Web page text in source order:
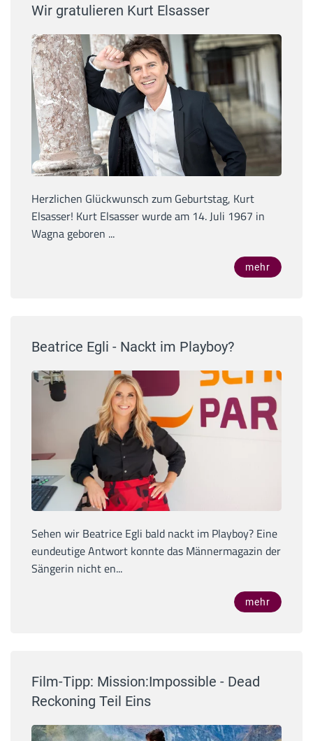
Wir gratulieren Kurt Elsasser
Herzlichen Glückwunsch zum Geburtstag, Kurt
Elsasser! Kurt Elsasser wurde am 14. Juli 1967 in
Wagna geboren ...
mehr
Beatrice Egli - Nackt im Playboy?
Sehen wir Beatrice Egli bald nackt im Playboy? Eine
eundeutige Antwort konnte das Männermagazin der
Sängerin nicht en...
mehr
Film-Tipp: Mission:Impossible - Dead
Reckoning Teil Eins